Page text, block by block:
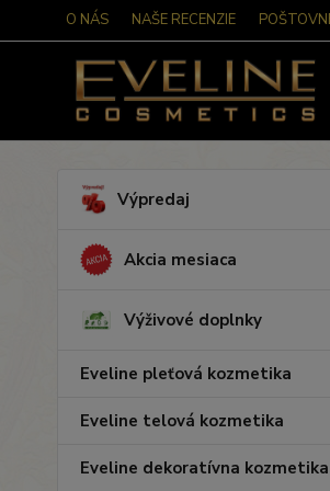
O NÁS NAŠE RECENZIE
Výpredaj
Akcia mesiaca
Výživové doplnky
Eveline pleťová kozmetika
Eveline telová kozmetika
Eveline dekoratívna kozmetika